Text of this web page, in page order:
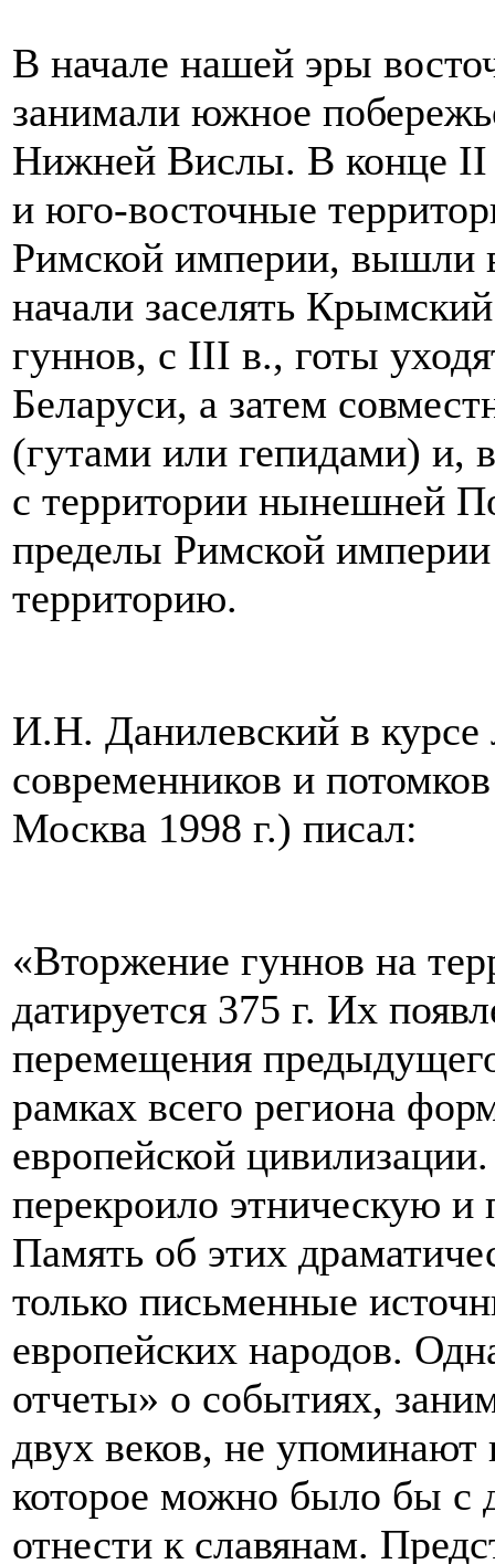
В начале нашей эры
занимали южное
Нижней Вислы. В конце II
и юго-восточные
Римской империи, вышли
начали заселять
гуннов, с III в., готы
Беларуси, а затем
(гутами или гепидами) и,
с территории нынешней
пределы Римской
территорию.
И.Н. Данилевский в курсе
современников и
Москва 1998 г.) писал:
«Вторжение гуннов на
датируется 375 г. Их
перемещения
рамках всего региона
европейской
перекроило этническую
Память об этих
только письменные
европейских народов.
отчеты» о событиях,
двух веков, не упоминают
которое можно было бы с
отнести к славянам.